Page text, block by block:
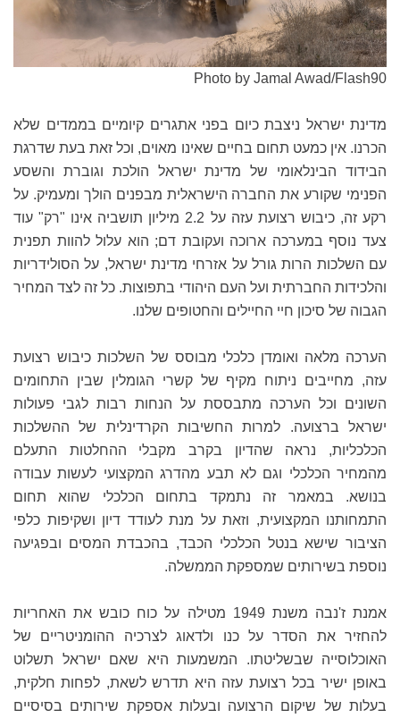
Photo by Jamal Awad/Flash90
מדינת ישראל ניצבת כיום בפני אתגרים קיומיים בממדים שלא
הכרנו. אין כמעט תחום בחיים שאינו מאוים, וכל זאת בעת שדרגת
הבידוד הבינלאומי של מדינת ישראל הולכת וגוברת והשסע
הפנימי שקורע את החברה הישראלית מבפנים הולך ומעמיק. על
רקע זה, כיבוש רצועת עזה על 2.2 מיליון תושביה אינו "רק" עוד
צעד נוסף במערכה ארוכה ועקובת דם; הוא עלול להוות תפנית
עם השלכות הרות גורל על אזרחי מדינת ישראל, על הסולידריות
והלכידות החברתית ועל העם היהודי בתפוצות. כל זה לצד המחיר
הגבוה של סיכון חיי החיילים והחטופים שלנו.
הערכה מלאה ואומדן כלכלי מבוסס של השלכות כיבוש רצועת
עזה, מחייבים ניתוח מקיף של קשרי הגומלין שבין התחומים
השונים וכל הערכה מתבססת על הנחות רבות לגבי פעולות
ישראל ברצועה. למרות החשיבות הקרדינלית של ההשלכות
הכלכליות, נראה שהדיון בקרב מקבלי ההחלטות התעלם
מהמחיר הכלכלי וגם לא תבע מהדרג המקצועי לעשות עבודה
בנושא. במאמר זה נתמקד בתחום הכלכלי שהוא תחום
התמחותנו המקצועית, וזאת על מנת לעודד דיון ושקיפות כלפי
הציבור שישא בנטל הכלכלי הכבד, בהכבדת המסים ובפגיעה
נוספת בשירותים שמספקת הממשלה.
אמנת ז'נבה משנת 1949 מטילה על כוח כובש את האחריות
להחזיר את הסדר על כנו ולדאוג לצרכיה ההומניטריים של
האוכלוסייה שבשליטתו. המשמעות היא שאם ישראל תשלוט
באופן ישיר בכל רצועת עזה היא תדרש לשאת, לפחות חלקית,
בעלות של שיקום הרצועה ובעלות אספקת שירותים בסיסיים